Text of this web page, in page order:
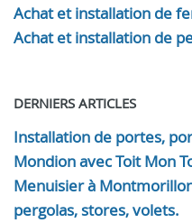
Achat et installation de
Achat et installation de
DERNIERS ARTICLES
Installation de portes,
Mondion avec Toit Mon
Menuisier à
pergolas, stores, volets.